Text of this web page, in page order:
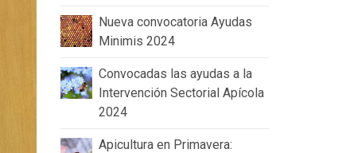
Nueva convocatoria Ayudas
Minimis 2024
Convocadas las ayudas a la
Intervención Sectorial Apícola
2024
Apicultura en Primavera: